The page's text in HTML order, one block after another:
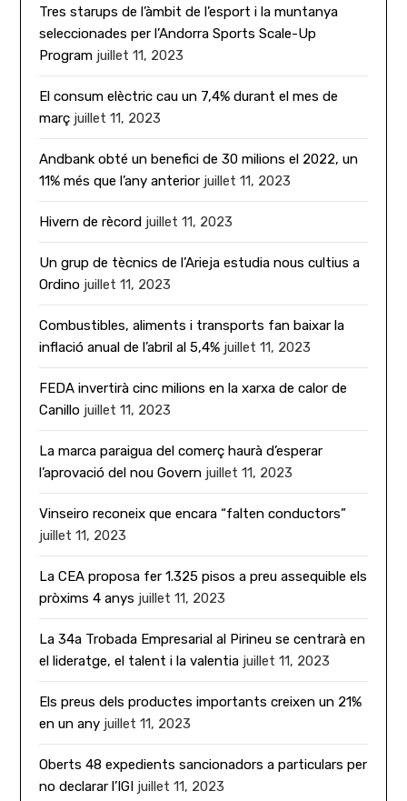
Tres starups de l’àmbit de l’esport i la muntanya
seleccionades per l’Andorra Sports Scale-Up
Program juillet 11, 2023
El consum elèctric cau un 7,4% durant el mes de
març juillet 11, 2023
Andbank obté un benefici de 30 milions el 2022, un
11% més que l’any anterior juillet 11, 2023
Hivern de rècord juillet 11, 2023
Un grup de tècnics de l’Arieja estudia nous cultius a
Ordino juillet 11, 2023
Combustibles, aliments i transports fan baixar la
inflació anual de l’abril al 5,4% juillet 11, 2023
FEDA invertirà cinc milions en la xarxa de calor de
Canillo juillet 11, 2023
La marca paraigua del comerç haurà d’esperar
l’aprovació del nou Govern juillet 11, 2023
Vinseiro reconeix que encara “falten conductors”
juillet 11, 2023
La CEA proposa fer 1.325 pisos a preu assequible els
pròxims 4 anys juillet 11, 2023
La 34a Trobada Empresarial al Pirineu se centrarà en
el lideratge, el talent i la valentia juillet 11, 2023
Els preus dels productes importants creixen un 21%
en un any juillet 11, 2023
Oberts 48 expedients sancionadors a particulars per
no declarar l’IGI juillet 11, 2023